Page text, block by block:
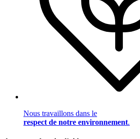
Nous travaillons dans le
respect de notre environnement.